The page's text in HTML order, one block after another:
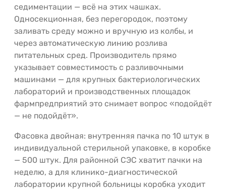
седиментации — всё на этих чашках.
Односекционная, без перегородок, поэтому
заливать среду можно и вручную из колбы, и
через автоматическую линию розлива
питательных сред. Производитель прямо
указывает совместимость с разливочными
машинами — для крупных бактериологических
лабораторий и производственных площадок
фармпредприятий это снимает вопрос «подойдёт
— не подойдёт».
Фасовка двойная: внутренняя пачка по 10 штук в
индивидуальной стерильной упаковке, в коробке
— 500 штук. Для районной СЭС хватит пачки на
неделю, а для клинико-диагностической
лаборатории крупной больницы коробка уходит